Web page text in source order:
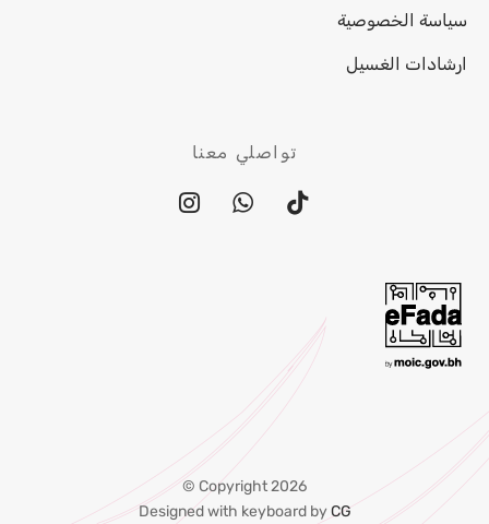
سياسة الخصوصية
ارشادات الغسيل
تواصلي معنا
Copyright 2026 ©
Designed with keyboard byCG